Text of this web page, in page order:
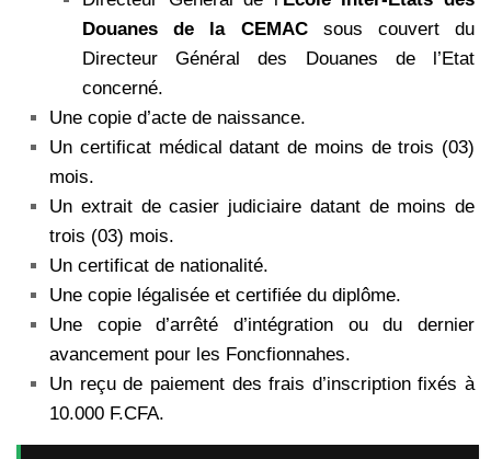
Douanes de la CEMACsous couvert du
Directeur Général des Douanes de l’Etat
concerné.
Une copie d’acte de naissance.
Un certificat médical datant de moins de trois (03)
mois.
Un extrait de casier judiciaire datant de moins de
trois (03) mois.
Un certificat de nationalité.
Une copie légalisée et certifiée du diplôme.
Une copie d’arrêté d’intégration ou du dernier
avancement pour les Foncfionnahes.
Un reçu de paiement des frais d’inscription fixés à
10.000 F.CFA.